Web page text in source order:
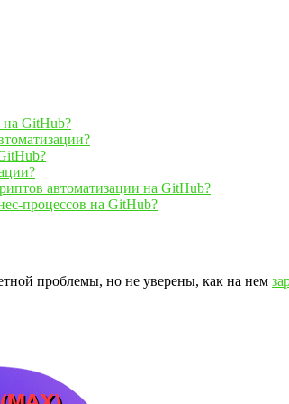
на GitHub?
автоматизации на GitHub?
процессов на GitHub?
проблемы, но не уверены, как на нем